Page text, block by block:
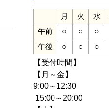
月 火 水
午前
○ ○ ○
午後 ○ ○ ○
【受付時間】
【月～金】
9:00～12:30
15:00～20:00